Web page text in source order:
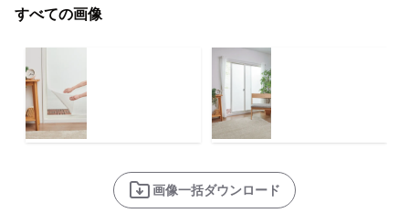
すべての画像
画像一括ダウンロード